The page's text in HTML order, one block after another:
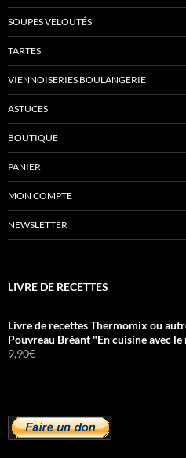
SOUPES VELOUTÉS
TARTES
VIENNOISERIES BOULANGERIE
ASTUCES
BOUTIQUE
PANIER
MON COMPTE
NEWSLETTER
LIVRE DE RECETTES
Livre de recettes Thermomix ou
Pouvreau Bréant "En cuisine avec
9,90€